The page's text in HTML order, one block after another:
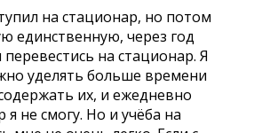
на стационар, но потом
единственную, через год
на стационар. Я
уделять больше времени
их, и ежедневно
не смогу. Но и учёба на